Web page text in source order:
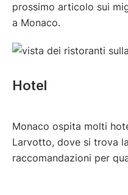
prossimo articolo sui
a Monaco.
Hotel
Monaco ospita molti
Larvotto, dove si trova
raccomandazioni per